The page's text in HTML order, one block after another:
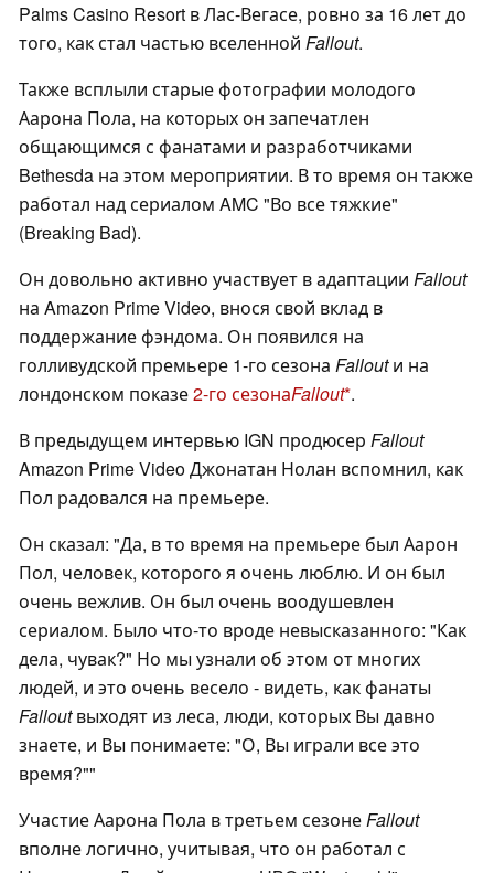
Palms Casino Resort в Лас-Вегасе, ровно за 16 лет до
того, как стал частью вселенной Fallout.
Также всплыли старые фотографии молодого
Аарона Пола, на которых он запечатлен
общающимся с фанатами и разработчиками
Bethesda на этом мероприятии. В то время он также
работал над сериалом AMC "Во все тяжкие"
(Breaking Bad).
Он довольно активно участвует в адаптации Fallout
на Amazon Prime Video, внося свой вклад в
поддержание фэндома. Он появился на
голливудской премьере 1-го сезона Falloutи на
лондонском показе2-го сезонаFallout .
В предыдущем интервью IGN продюсер Fallout
Amazon Prime Video Джонатан Нолан вспомнил, как
Пол радовался на премьере.
Он сказал: "Да, в то время на премьере был Аарон
Пол, человек, которого я очень люблю. И он был
очень вежлив. Он был очень воодушевлен
сериалом. Было что-то вроде невысказанного: "Как
дела, чувак?" Но мы узнали об этом от многих
людей, и это очень весело - видеть, как фанаты
Falloutвыходят из леса, люди, которых Вы давно
знаете, и Вы понимаете: "О, Вы играли все это
время?""
Участие Аарона Пола в третьем сезонеFallout
вполне логично, учитывая, что он работал с